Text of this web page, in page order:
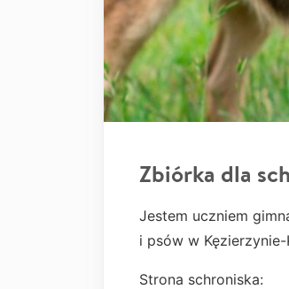
Zbiórka dla
Jestem uczniem
i psów w Kęzierzynie-
Strona schroniska: